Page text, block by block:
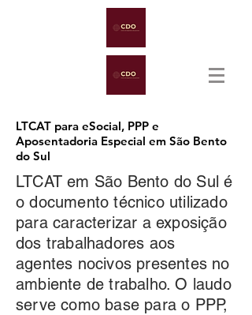
LTCAT para eSocial, PPP e
Aposentadoria Especial em São Bento
do Sul
LTCAT em São Bento do Sul é
o documento técnico utilizado
para caracterizar a exposição
dos trabalhadores aos
agentes nocivos presentes no
ambiente de trabalho. O laudo
serve como base para o PPP,